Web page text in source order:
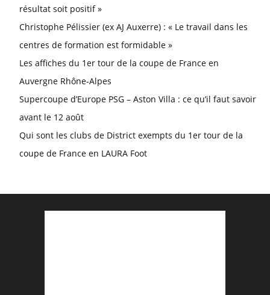
résultat soit positif »
Christophe Pélissier (ex AJ Auxerre) : « Le travail dans les
centres de formation est formidable »
Les affiches du 1er tour de la coupe de France en
Auvergne Rhône-Alpes
Supercoupe d’Europe PSG – Aston Villa : ce qu’il faut savoir
avant le 12 août
Qui sont les clubs de District exempts du 1er tour de la
coupe de France en LAURA Foot